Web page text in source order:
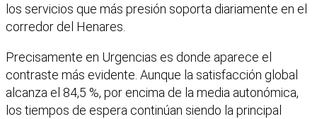
los servicios que más presión soporta diariamente en el
corredor del Henares.
Precisamente en Urgencias es donde aparece el
contraste más evidente. Aunque la satisfacción global
alcanza el 84,5 %, por encima de la media autonómica,
los tiempos de espera continúan siendo la principal